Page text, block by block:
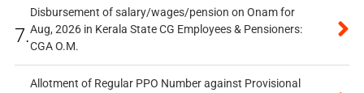
7.
Disbursement of salary/wages/pension on Onam for
Aug, 2026 in Kerala State CG Employees & Pensioners:
CGA O.M.
Allotment of Regular PPO Number against Provisional